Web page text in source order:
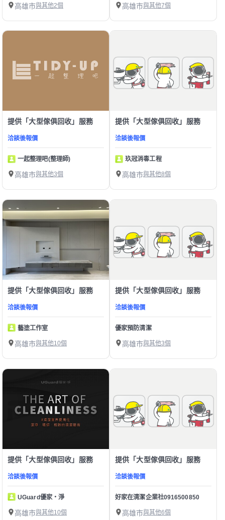
高雄市與其他2個 高雄市與其他7個
提供「大型傢俱回收」服務
洽談後報價
一起整理吧(整理師)
高雄市與其他3個
提供「大型傢俱回收」服務
洽談後報價
玖冠消毒工程
高雄市與其他8個
提供「大型傢俱回收」服務
洽談後報價
藝塗工作室
高雄市與其他10個
提供「大型傢俱回收」服務
洽談後報價
優家預防清潔
高雄市與其他3個
提供「大型傢俱回收」服務
洽談後報價
UGuard優家・淨
高雄市與其他10個
提供「大型傢俱回收」服務
洽談後報價
好家在清潔企業社0916500850
高雄市與其他6個